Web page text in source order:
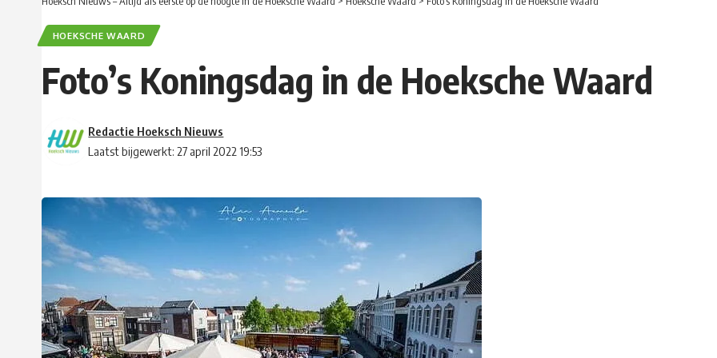
HOEKSCHE WAARD
Foto’s Koningsdag in de Hoeksche Waard
Laatst bijgewerkt: 27 april 2022 19:53
Redactie Hoeksch Nieuws